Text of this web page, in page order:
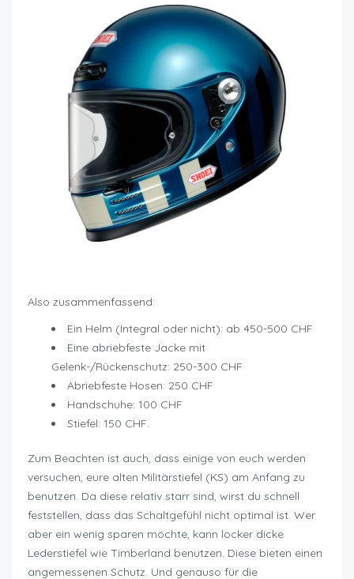
Also zusammenfassend:
Ein Helm (Integral oder nicht): ab 450-500 CHF
Eine abriebfeste Jacke mit
Gelenk-/Rückenschutz: 250-300 CHF
Abriebfeste Hosen: 250 CHF
Handschuhe: 100 CHF
Stiefel: 150 CHF.
Zum Beachten ist auch, dass einige von euch werden
versuchen, eure alten Militärstiefel (KS) am Anfang zu
benutzen. Da diese relativ starr sind, wirst du schnell
feststellen, dass das Schaltgefühl nicht optimal ist. Wer
aber ein wenig sparen möchte, kann locker dicke
Lederstiefel wie Timberland benutzen. Diese bieten einen
angemessenen Schutz. Und genauso für die